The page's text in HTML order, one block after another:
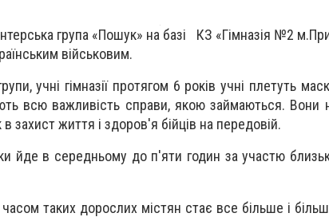
група «Пошук» на базі КЗ «Гімназія №2
військовим.
учні гімназії протягом 6 років учні плетуть
всю важливість справи, якою займаються. Вони
захист життя і здоров'я бійців на передовій.
йде в середньому до п'яти годин за участю
таких дорослих містян стає все більше і